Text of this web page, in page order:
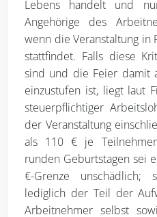
Lebens handelt und
Angehörige des
wenn die Veranstaltung in
stattfindet. Falls diese
sind und die Feier damit
einzustufen ist, liegt laut
steuerpflichtiger
der Veranstaltung
als 110 € je
runden Geburtstagen sei
€-Grenze unschädlich;
lediglich der Teil der
Arbeitnehmer selbst